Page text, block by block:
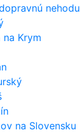
nehodu
na Krym
na Slovensku